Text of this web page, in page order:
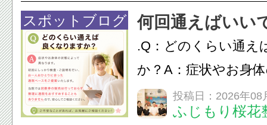
いちょう街道整骨院
も通常通り診療して
みの...
スポットブログ 何回通えばいい
.Q：どのくらい通え
か？A：症状やお身
異なります。初回に
ご説明を行い、お一
投稿日：2026年08
ふじもり桜花